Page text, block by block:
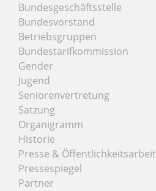
Bundesgeschäftsstelle
Bundesvorstand
Betriebsgruppen
Bundestarifkommission
Gender
Jugend
Seniorenvertretung
Satzung
Organigramm
Historie
Presse & Öffentlichkeitsarbeit
Pressespiegel
Partner